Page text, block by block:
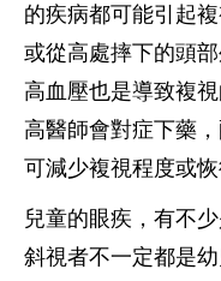
的疾病都可能引起
或從高處摔下的頭
高血壓也是導致複
高醫師會對症下藥
可減少複視程度或恢
兒童的眼疾，有不
斜視者不一定都是